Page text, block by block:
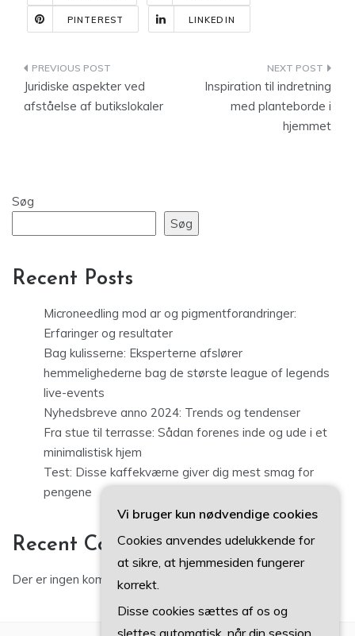
PINTEREST LINKEDIN
Indlægsnavigation
Juridiske aspekter ved
afståelse af butikslokaler
Inspiration til indretning
med planteborde i
hjemmet
Søg
Søg
Recent Posts
Microneedling mod ar og pigmentforandringer:
Erfaringer og resultater
Bag kulisserne: Eksperterne afslører
hemmelighederne bag de største league of legends
live-events
Nyhedsbreve anno 2024: Trends og tendenser
Fra stue til terrasse: Sådan forenes inde og ude i et
minimalistisk hjem
Test: Disse kaffekværne giver dig mest smag for
pengene
Recent Comments
Der er ingen kommentarer at vise.
Vi bruger kun nødvendige cookies
Cookies anvendes udelukkende for
at sikre, at hjemmesiden fungerer
korrekt.
Disse cookies sættes af os og
slettes automatisk, når din session